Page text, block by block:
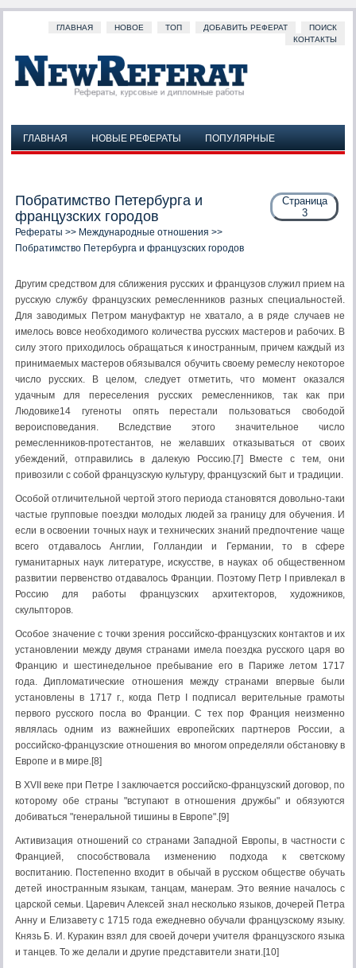
ГЛАВНАЯ НОВОЕ ТОП ДОБАВИТЬ РЕФЕРАТ
ПОИСК
КОНТАКТЫ
ГЛАВНАЯ НОВЫЕ РЕФЕРАТЫ
ПОПУЛЯРНЫЕ
Страница
3
Побратимство Петербурга и
французских городов
Рефераты >> Международные отношения >>
Побратимство Петербурга и французских городов
Другим средством для сближения русских и французов служил прием на
русскую службу французских ремесленников разных специальностей.
Для заводимых Петром мануфактур не хватало, а в ряде случаев не
имелось вовсе необходимого количества русских мастеров и рабочих. В
силу этого приходилось обращаться к иностранным, причем каждый из
принимаемых мастеров обязывался обучить своему ремеслу некоторое
число русских. В целом, следует отметить, что момент оказался
удачным для переселения русских ремесленников, так как при
Людовике14 гугеноты опять перестали пользоваться свободой
вероисповедания. Вследствие этого значительное число
ремесленников-протестантов, не желавших отказываться от своих
убеждений, отправились в далекую Россию.[7] Вместе с тем, они
привозили с собой французскую культуру, французский быт и традиции.
Особой отличительной чертой этого периода становятся довольно-таки
частые групповые поездки молодых людей за границу для обучения. И
если в освоении точных наук и технических знаний предпочтение чаще
всего отдавалось Англии, Голландии и Германии, то в сфере
гуманитарных наук литературе, искусстве, в науках об общественном
развитии первенство отдавалось Франции. Поэтому Петр I привлекал в
Россию для работы французских архитекторов, художников,
скульпторов.
Особое значение с точки зрения российско-французских контактов и их
установлении между двумя странами имела поездка русского царя во
Францию и шестинедельное пребывание его в Париже летом 1717
года. Дипломатические отношения между странами впервые были
установлены в 1717 г., когда Петр I подписал верительные грамоты
первого русского посла во Франции. С тех пор Франция неизменно
являлась одним из важнейших европейских партнеров России, а
российско-французские отношения во многом определяли обстановку в
Европе и в мире.[8]
В XVII веке при Петре I заключается российско-французский договор, по
которому обе страны "вступают в отношения дружбы" и обязуются
добиваться "генеральной тишины в Европе".[9]
Активизация отношений со странами Западной Европы, в частности с
Францией, способствовала изменению подхода к светскому
воспитанию. Постепенно входит в обычай в русском обществе обучать
детей иностранным языкам, танцам, манерам. Это веяние началось с
царской семьи. Царевич Алексей знал несколько языков, дочерей Петра
Анну и Елизавету с 1715 года ежедневно обучали французскому языку.
Князь Б. И. Куракин взял для своей дочери учителя французского языка
и танцев. То же делали и другие представители знати.[10]